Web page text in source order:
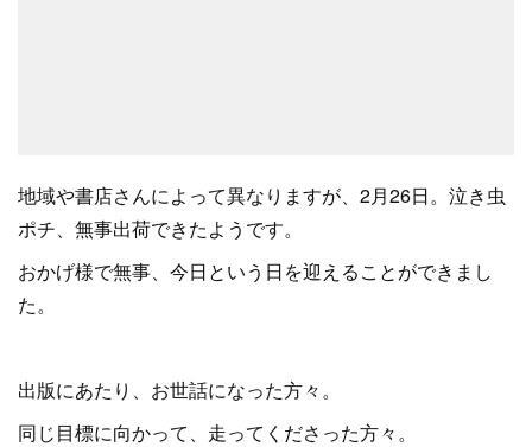
地域や書店さんによって異なりますが、2月26日。泣き虫
ポチ、無事出荷できたようです。
おかげ様で無事、今日という日を迎えることができまし
た。
出版にあたり、お世話になった方々。
同じ目標に向かって、走ってくださった方々。